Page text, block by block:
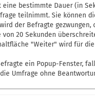
bestimmte Dauer (in
teilnimmt. Sie können
der Befragte gezwungen,
20 Sekunden
"Weiter" wird für
ein Popup-Fenster,
Umfrage ohne